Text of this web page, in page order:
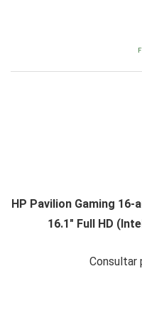
HP Pavilion Gaming
16.1" Full HD
Consultar